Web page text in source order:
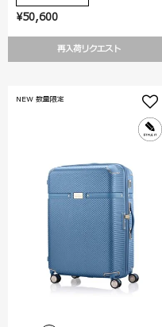
¥50,600
再入荷リクエスト
NEW 数量限定